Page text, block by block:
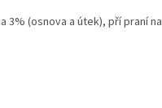
3% (osnova a útek), pří praní na